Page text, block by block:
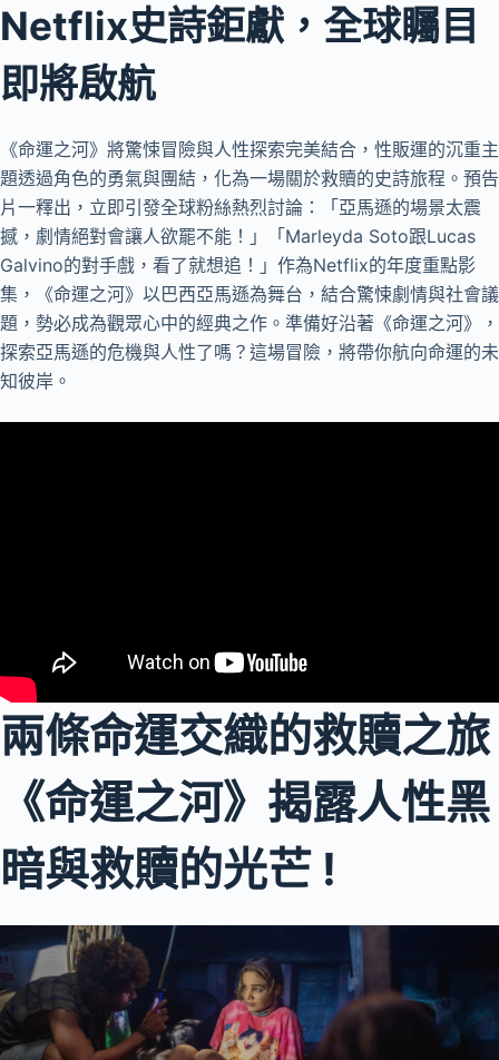
Netflix史詩鉅獻，全球矚目
即將啟航
《命運之河》將驚悚冒險與人性探索完美結合，性販運的沉重主
題透過角色的勇氣與團結，化為一場關於救贖的史詩旅程。預告
片一釋出，立即引發全球粉絲熱烈討論：「亞馬遜的場景太震
撼，劇情絕對會讓人欲罷不能！」「Marleyda Soto跟Lucas
Galvino的對手戲，看了就想追！」作為Netflix的年度重點影
集，《命運之河》以巴西亞馬遜為舞台，結合驚悚劇情與社會議
題，勢必成為觀眾心中的經典之作。準備好沿著《命運之河》，
探索亞馬遜的危機與人性了嗎？這場冒險，將帶你航向命運的未
知彼岸。
兩條命運交織的救贖之旅
《命運之河》揭露人性黑
暗與救贖的光芒 !